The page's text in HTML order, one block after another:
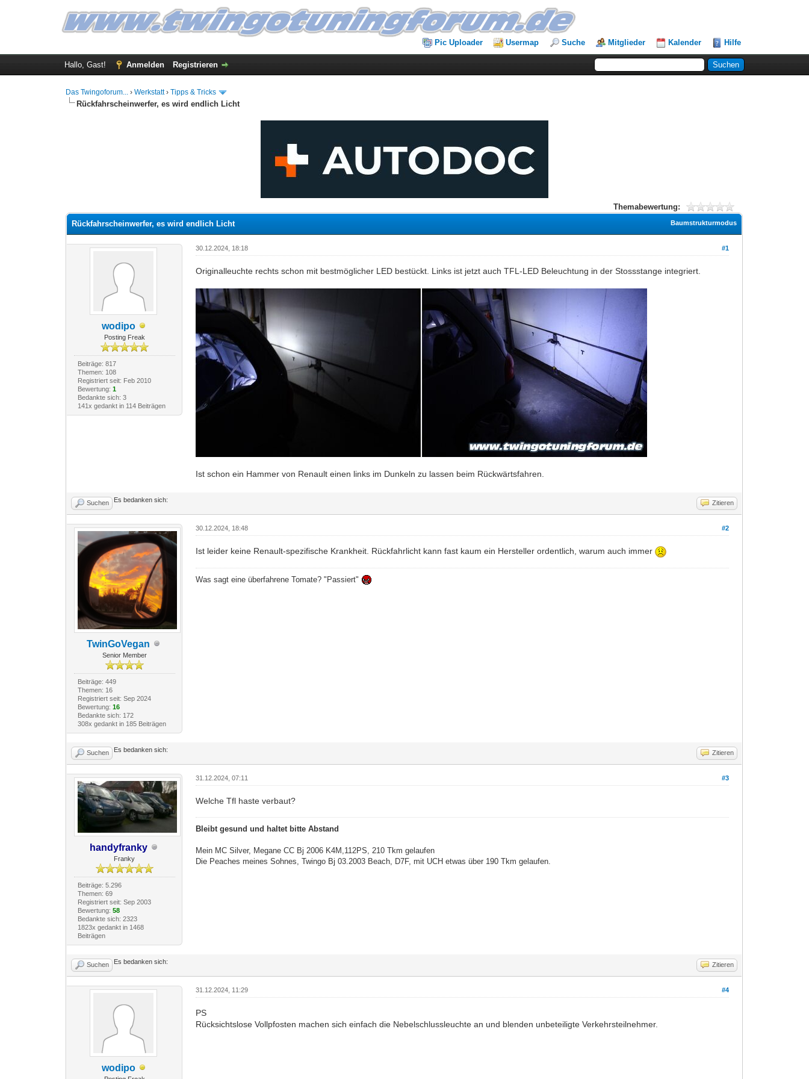
Pic Uploader Usermap Suche Mitglieder Kalender Hilfe
Hallo, Gast! Anmelden Registrieren
Das Twingoforum... ›Werkstatt›Tipps & Tricks
Rückfahrscheinwerfer, es wird endlich Licht
Themabewertung:
Baumstrukturmodus
Rückfahrscheinwerfer, es wird endlich Licht
wodipo
Posting Freak
Beiträge: 817
Themen: 108
Registriert seit: Feb 2010
Bewertung: 1
Bedankte sich: 3
141x gedankt in 114 Beiträgen
#1
30.12.2024, 18:18
Originalleuchte rechts schon mit bestmöglicher LED bestückt. Links ist jetzt auch TFL-LED Beleuchtung in der Stossstange integriert.
Ist schon ein Hammer von Renault einen links im Dunkeln zu lassen beim Rückwärtsfahren.
Suchen Zitieren
Es bedanken sich:
TwinGoVegan
Senior Member
Beiträge: 449
Themen: 16
Registriert seit: Sep 2024
Bewertung: 16
Bedankte sich: 172
308x gedankt in 185 Beiträgen
#2
30.12.2024, 18:48
Ist leider keine Renault-spezifische Krankheit. Rückfahrlicht kann fast kaum ein Hersteller ordentlich, warum auch immer
Was sagt eine überfahrene Tomate? "Passiert"
Suchen Zitieren
Es bedanken sich:
handyfranky
Franky
Beiträge: 5.296
Themen: 69
Registriert seit: Sep 2003
Bewertung: 58
Bedankte sich: 2323
1823x gedankt in 1468
Beiträgen
#3
31.12.2024, 07:11
Welche Tfl haste verbaut?
Bleibt gesund und haltet bitte Abstand
Mein MC Silver, Megane CC Bj 2006 K4M,112PS, 210 Tkm gelaufen
Die Peaches meines Sohnes, Twingo Bj 03.2003 Beach, D7F, mit UCH etwas über 190 Tkm gelaufen.
Suchen Zitieren
Es bedanken sich:
wodipo
#4
31.12.2024, 11:29
PS
Rücksichtslose Vollpfosten machen sich einfach die Nebelschlussleuchte an und blenden unbeteiligte Verkehrsteilnehmer.